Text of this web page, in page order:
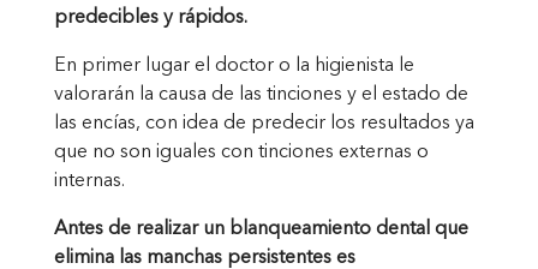
predecibles y rápidos.
En primer lugar el doctor o la higienista le
valorarán la causa de las tinciones y el estado de
las encías, con idea de predecir los resultados ya
que no son iguales con tinciones externas o
internas.
Antes de realizar un blanqueamiento dental que
elimina las manchas persistentes es